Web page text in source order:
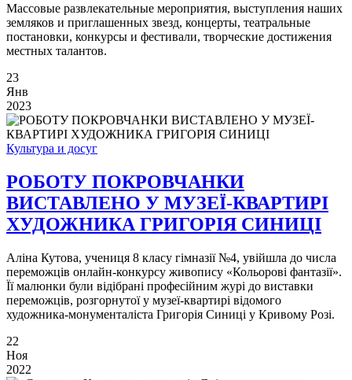
Массовые развлекательные мероприятия, выступления наших
земляков и приглашенных звезд, концерты, театральные
постановки, конкурсы и фестивали, творческие достижения
местных талантов.
23
Янв
2023
Культура и досуг
РОБОТУ ПОКРОВЧАНКИ
ВИСТАВЛЕНО У МУЗЕЇ-КВАРТИРІ
ХУДОЖНИКА ГРИГОРІЯ СИНИЦІ
Аліна Кутова, учениця 8 класу гімназії №4, увійшла до числа
переможців онлайн-конкурсу живопису «Кольорові фантазії».
Її малюнки були відібрані професійним журі до виставки
переможців, розгорнутої у музеї-квартирі відомого
художника-монументаліста Григорія Синиці у Кривому Розі.
22
Ноя
2022